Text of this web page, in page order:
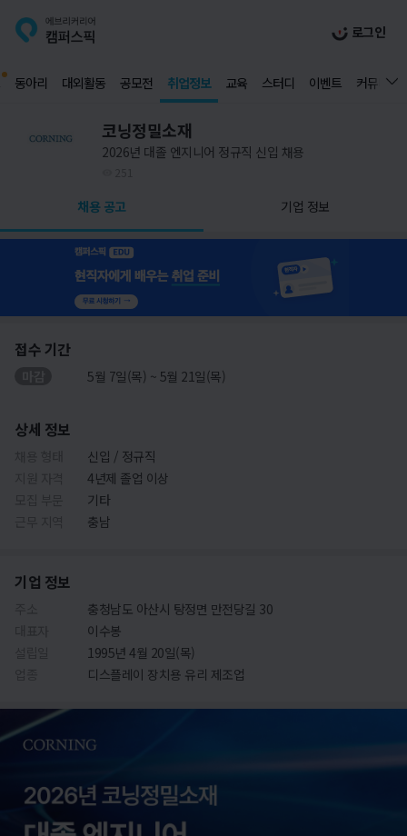
로그인
동아리 대외활동 공모전 취업정보 교육 스터디 이벤트 커뮤니티
코닝정밀소재
2026년 대졸 엔지니어 정규직 신입 채용
채용 공고 기업 정보
접수 기간
5월 7일(목) ~ 5월 21일(목)
상세 정보
신입 / 정규직
4년제 졸업 이상
기타
충남
기업 정보
충청남도 아산시 탕정면 만전당길 30
이수봉
1995년 4월 20일(목)
디스플레이 장치용 유리 제조업